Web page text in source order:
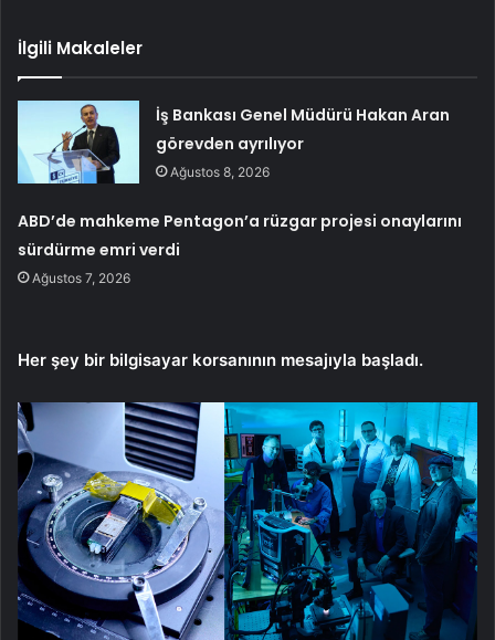
İlgili Makaleler
İş Bankası Genel Müdürü Hakan Aran
görevden ayrılıyor
Ağustos 8, 2026
ABD’de mahkeme Pentagon’a rüzgar projesi onaylarını
sürdürme emri verdi
Ağustos 7, 2026
Her şey bir bilgisayar korsanının mesajıyla başladı.